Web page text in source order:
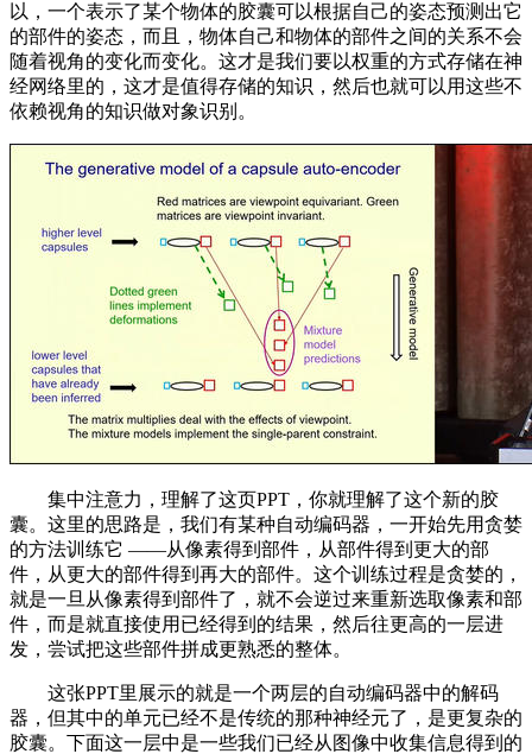
以，一个表示了某个物体的胶囊可以根据自己的姿态预测出它
的部件的姿态，而且，物体自己和物体的部件之间的关系不会
随着视角的变化而变化。这才是我们要以权重的方式存储在神
经网络里的，这才是值得存储的知识，然后也就可以用这些不
依赖视角的知识做对象识别。
集中注意力，理解了这页PPT，你就理解了这个新的胶
囊。这里的思路是，我们有某种自动编码器，一开始先用贪婪
的方法训练它 ——从像素得到部件，从部件得到更大的部
件，从更大的部件得到再大的部件。这个训练过程是贪婪的，
就是一旦从像素得到部件了，就不会逆过来重新选取像素和部
件，而是就直接使用已经得到的结果，然后往更高的一层进
发，尝试把这些部件拼成更熟悉的整体。
这张PPT里展示的就是一个两层的自动编码器中的解码
器，但其中的单元已经不是传统的那种神经元了，是更复杂的
胶囊。下面这一层中是一些我们已经从图像中收集信息得到的